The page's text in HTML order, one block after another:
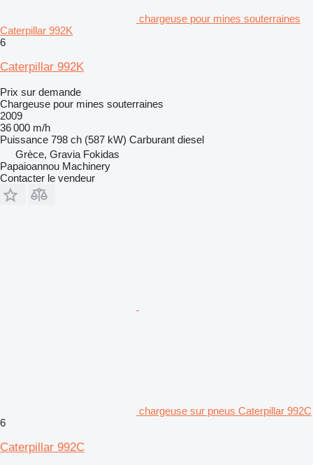
chargeuse pour mines souterraines
Caterpillar 992K
6
Caterpillar 992K
Prix sur demande
Chargeuse pour mines souterraines
2009
36 000 m/h
Puissance 798 ch (587 kW) Carburant diesel
Grèce, Gravia Fokidas
Papaioannou Machinery
Contacter le vendeur
chargeuse sur pneus Caterpillar 992C
6
Caterpillar 992C